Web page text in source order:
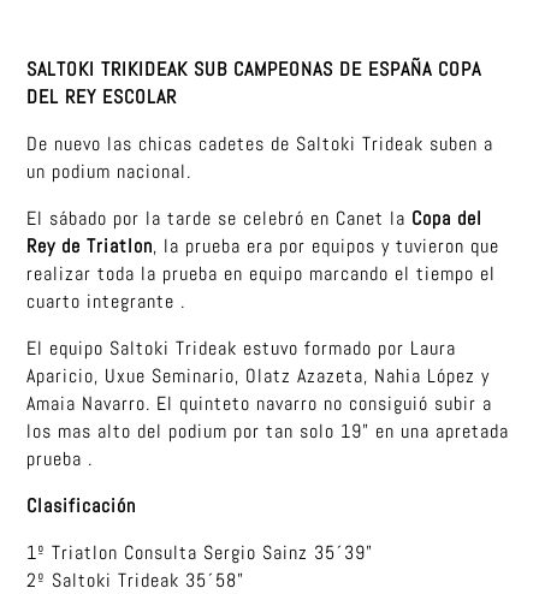
SALTOKI TRIKIDEAK SUB CAMPEONAS DE ESPAÑA COPA
DEL REY ESCOLAR
De nuevo las chicas cadetes de Saltoki Trideak suben a
un podium nacional.
El sábado por la tarde se celebró en Canet la Copa del
Rey de Triatlon, la prueba era por equipos y tuvieron que
realizar toda la prueba en equipo marcando el tiempo el
cuarto integrante .
El equipo Saltoki Trideak estuvo formado por Laura
Aparicio, Uxue Seminario, Olatz Azazeta, Nahia López y
Amaia Navarro. El quinteto navarro no consiguió subir a
los mas alto del podium por tan solo 19” en una apretada
prueba .
Clasificación
1º Triatlon Consulta Sergio Sainz 35´39”
2º Saltoki Trideak 35´58”